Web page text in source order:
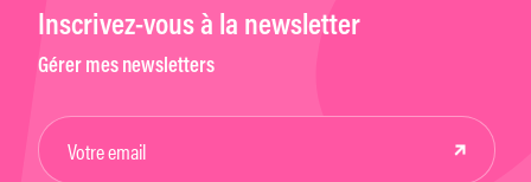
Inscrivez-vous à la newsletter
Gérer mes newsletters